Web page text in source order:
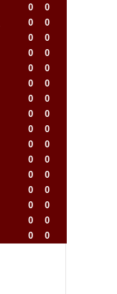
0
0
0
0
0
0
0
0
0
0
0
0
0
0
0
0
0
0
0
0
0
0
0
0
0
0
0
0
0
0
0
0